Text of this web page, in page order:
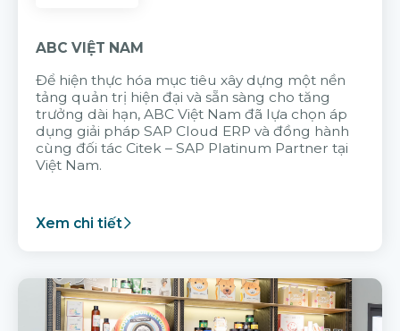
ABC VIỆT NAM
Để hiện thực hóa mục tiêu xây dựng một nền
tảng quản trị hiện đại và sẵn sàng cho tăng
trưởng dài hạn, ABC Việt Nam đã lựa chọn áp
dụng giải pháp SAP Cloud ERP và đồng hành
cùng đối tác Citek – SAP Platinum Partner tại
Việt Nam.
Xem chi tiết